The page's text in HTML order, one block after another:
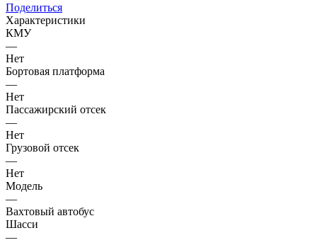
Поделиться
Характеристики
КМУ
—
Нет
Бортовая платформа
—
Нет
Пассажирский отсек
—
Нет
Грузовой отсек
—
Нет
Модель
—
Вахтовый автобус
Шасси
—